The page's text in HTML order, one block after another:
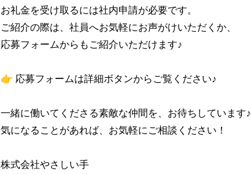
お礼金を受け取るには社内申請が必要です。
ご紹介の際は、社員へお気軽にお声がけいただくか、
応募フォームからもご紹介いただけます♪
👉 応募フォームは詳細ボタンからご覧ください♪
一緒に働いてくださる素敵な仲間を、お待ちしています♪
気になることがあれば、お気軽にご相談ください！
株式会社やさしい手